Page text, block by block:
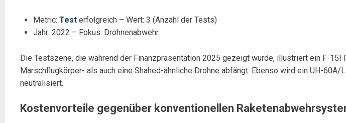
Metric: Testerfolgreich – Wert: 3 (Anzahl der Tests)
Jahr: 2022 – Fokus: Drohnenabwehr
Die Testszene, die während der Finanzpräsentation 2025 gezeigt wurde, illustriert ein F-15I
Marschflugkörper- als auch eine Shahed-ähnliche Drohne abfängt. Ebenso wird ein UH-
neutralisiert.
Kostenvorteile gegenüber konventionellen